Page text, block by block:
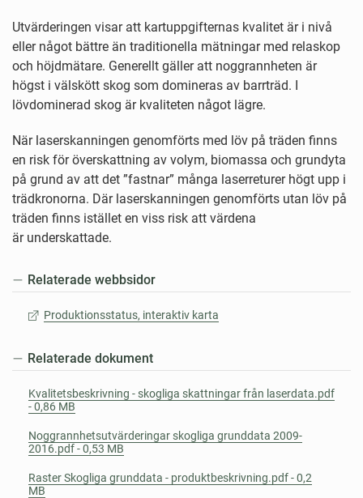
Utvärderingen visar att kartuppgifternas kvalitet är i nivå
eller något bättre än traditionella mätningar med relaskop
och höjdmätare. Generellt gäller att noggrannheten är
högst i välskött skog som domineras av barrträd. I
lövdominerad skog är kvaliteten något lägre.
När laserskanningen genomförts med löv på träden finns
en risk för överskattning av volym, biomassa och grundyta
på grund av att det ”fastnar” många laserreturer högt upp i
trädkronorna. Där laserskanningen genomförts utan löv på
träden finns istället en viss risk att värdena
är underskattade.
Relaterade webbsidor
Produktionsstatus, interaktiv karta
Relaterade dokument
Kvalitetsbeskrivning - skogliga skattningar från laserdata.pdf
- 0,86 MB
Noggrannhetsutvärderingar skogliga grunddata 2009-
2016.pdf - 0,53 MB
Raster Skogliga grunddata - produktbeskrivning.pdf - 0,2
MB